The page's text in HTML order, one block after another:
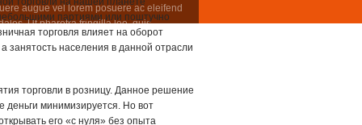
augue vel lorem posuere ac eleifend
Ut pharetra fringilla leo, quis
est viverra fringilla. Nam id justo leo,
nulla.
партиями или поштучно
торговля влияет на оборот
занятость населения в данной отрасли
торговли в розницу. Данное решение
деньги минимизируется. Но вот
его «с нуля» без опыта